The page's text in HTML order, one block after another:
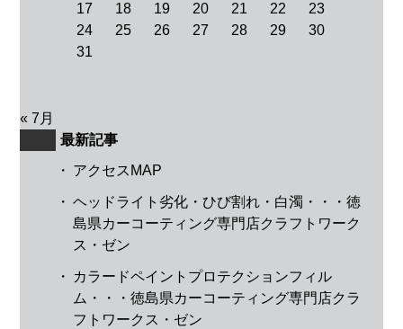
17
18 19 20 21 22
23
24
25 26 27 28 29
30
31
« 7月
最新記事
・ アクセスMAP
・ ヘッドライト劣化・ひび割れ・白濁・・・徳
島県カーコーティング専門店クラフトワーク
ス・ゼン
・
カラードペイントプロテクションフィル
ム・・・徳島県カーコーティング専門店クラ
フトワークス・ゼン